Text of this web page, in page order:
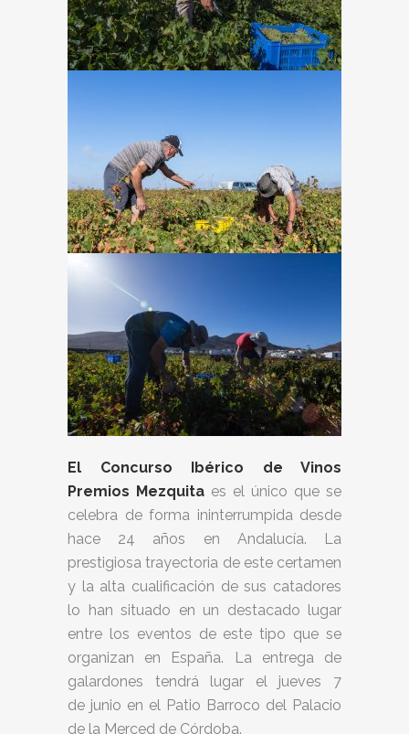
El Concurso Ibérico de Vinos
Premios Mezquita es el único que se
celebra de forma ininterrumpida desde
hace 24 años en Andalucía. La
prestigiosa trayectoria de este certamen
y la alta cualificación de sus catadores
lo han situado en un destacado lugar
entre los eventos de este tipo que se
organizan en España. La entrega de
galardones tendrá lugar el jueves 7
de junio en el Patio Barroco del Palacio
de la Merced de Córdoba.